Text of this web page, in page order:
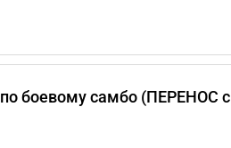
боевому самбо (ПЕРЕНОС с